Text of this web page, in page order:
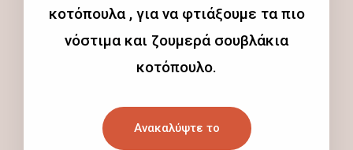
κοτόπουλα , για να φτιάξουμε τα πιο
νόστιμα και ζουμερά σουβλάκια
κοτόπουλο.
Ανακαλύψτε το